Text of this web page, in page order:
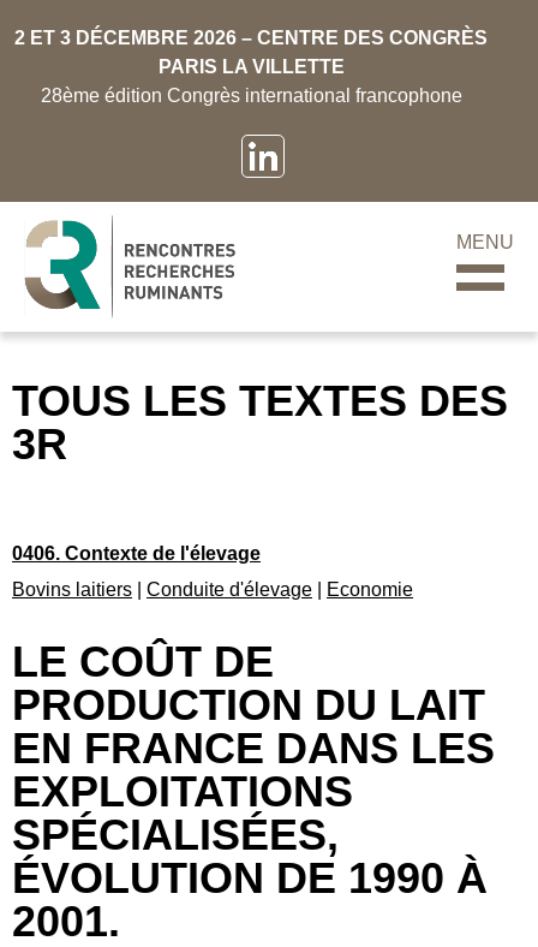
2 ET 3 DÉCEMBRE 2026 – CENTRE DES CONGRÈS
PARIS LA VILLETTE
28ème édition Congrès international francophone
MENU
TOUS LES TEXTES DES
3R
0406. Contexte de l'élevage
Bovins laitiers
Conduite d'élevage Economie
LE COÛT DE
PRODUCTION DU LAIT
EN FRANCE DANS LES
EXPLOITATIONS
SPÉCIALISÉES,
ÉVOLUTION DE 1990 À
2001.